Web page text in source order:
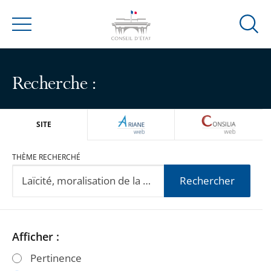
Menu
Ouvrir
Recherche :
SITE ARIANEWEB
THÈME RECHERCHÉ
Rechercher
Passer
les
Passer
les
Afficher :
Pertinence